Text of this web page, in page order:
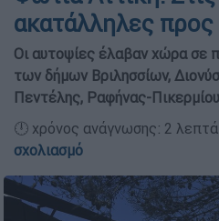
ακατάλληλες προς
Οι αυτοψίες έλαβαν χώρα σε
των δήμων Βριλησσίων,
Πεντέλης, Ραφήνας-
🕛 χρόνος ανάγνωσης: 2
σχολιασμό